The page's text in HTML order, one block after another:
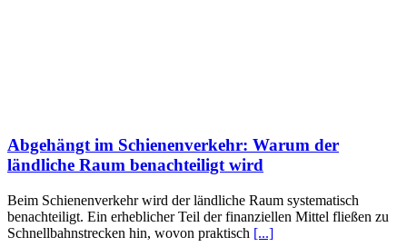
Abgehängt im Schienenverkehr: Warum der
ländliche Raum benachteiligt wird
Beim Schienenverkehr wird der ländliche Raum systematisch
benachteiligt. Ein erheblicher Teil der finanziellen Mittel fließen zu
Schnellbahnstrecken hin, wovon praktisch [...]